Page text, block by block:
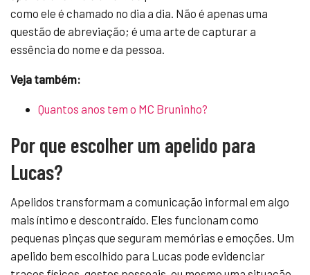
como ele é chamado no dia a dia. Não é apenas uma
questão de abreviação; é uma arte de capturar a
essência do nome e da pessoa.
Veja também:
Quantos anos tem o MC Bruninho?
Por que escolher um apelido para
Lucas?
Apelidos transformam a comunicação informal em algo
mais íntimo e descontraído. Eles funcionam como
pequenas pinças que seguram memórias e emoções. Um
apelido bem escolhido para Lucas pode evidenciar